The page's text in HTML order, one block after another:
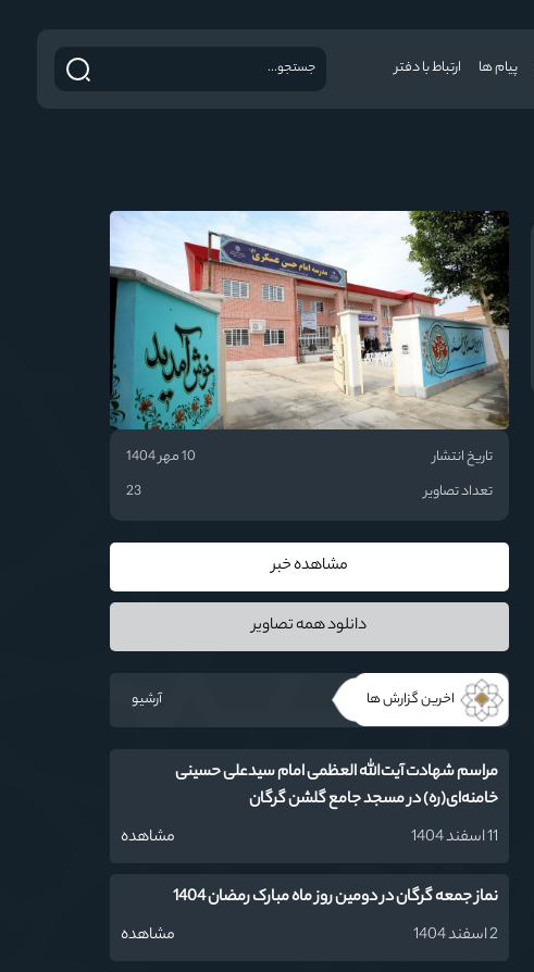
پیام ها ارتباط با دفتر
تاریخ انتشار
10 مهر 1404
تعداد تصاویر
23
مشاهده خبر
دانلود همه تصاویر
اخرین گزارش ها آرشیو
مراسم شهادت آیت‌‌الله العظمی امام سیدعلی حسینی
خامنه‌ای(ره) در مسجد جامع گلشن گرگان
11 اسفند 1404
مشاهده
نماز جمعه گرگان در دومین روز ماه مبارک رمضان 1404
2 اسفند 1404
مشاهده